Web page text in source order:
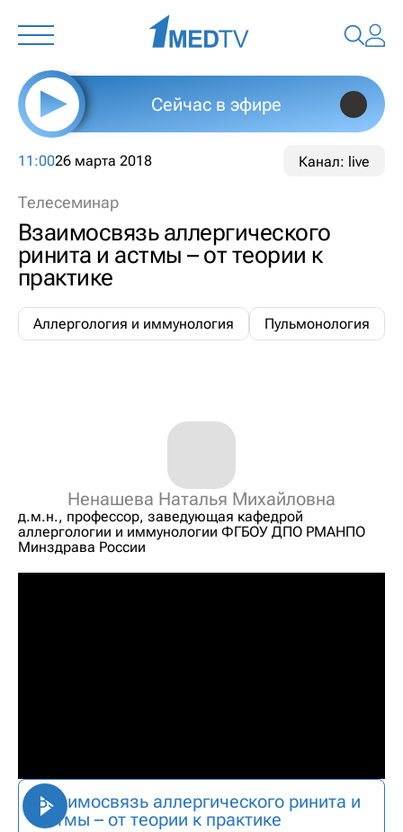
Сейчас в эфире
11:0026 марта 2018 Канал: live
Телесеминар
Взаимосвязь аллергического
ринита и астмы – от теории к
практике
Аллергология и иммунология Пульмонология
Ненашева Наталья Михайловна
д.м.н., профессор, заведующая кафедрой
аллергологии и иммунологии ФГБОУ ДПО РМАНПО
Минздрава России
Взаимосвязь аллергического ринита и
астмы – от теории к практике